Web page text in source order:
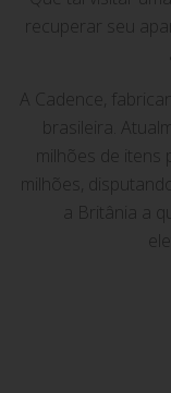
recuperar seu
A Cadence,
brasileira.
milhões de itens
milhões,
a Britânia a